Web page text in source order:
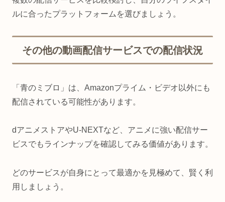
ルに合ったプラットフォームを選びましょう。
その他の動画配信サービスでの配信状況
「青のミブロ」は、Amazonプライム・ビデオ以外にも
配信されている可能性があります。
dアニメストアやU-NEXTなど、アニメに強い配信サー
ビスでもラインナップを確認してみる価値があります。
どのサービスが自身にとって最適かを見極めて、賢く利
用しましょう。